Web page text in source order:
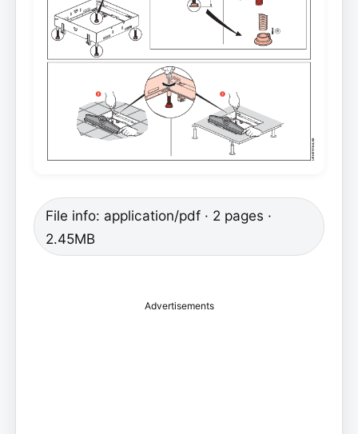
File info: application/pdf · 2 pages ·
2.45MB
Advertisements